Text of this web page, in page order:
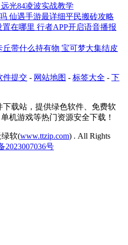
光84凌波实战教学
仙遇手游最详细平民搬砖攻略
置在哪里 行者APP开启语音播报
带什么持有物 宝可梦大集结皮
件提交 - 网站地图 - 标签大全 - 下
载站，提供绿色软件、免费软
机游戏等热门资源安全下载！
绿软(www.ttzip.com) . All Rights
2023007036号